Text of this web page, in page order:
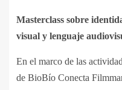
Masterclass sobre
visual y lenguaje
En el marco de las
de BioBío Conecta